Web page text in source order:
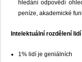
hledání odpovědí
peníze, akademické
Intelektuální rozdělení
1% lidí je geniálních